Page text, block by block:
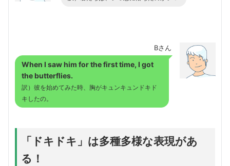
Bさん
When I saw him for the first time, I got
the butterflies.
訳）彼を始めてみた時、胸がキュンキュンドキド
キしたの。
「ドキドキ」は多種多様な表現があ
る！